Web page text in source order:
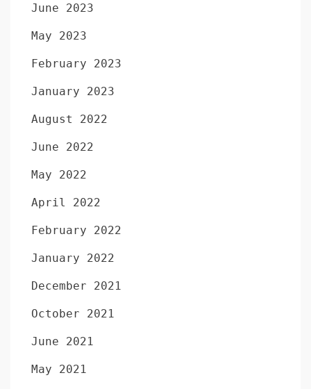
June 2023
May 2023
February 2023
January 2023
August 2022
June 2022
May 2022
April 2022
February 2022
January 2022
December 2021
October 2021
June 2021
May 2021